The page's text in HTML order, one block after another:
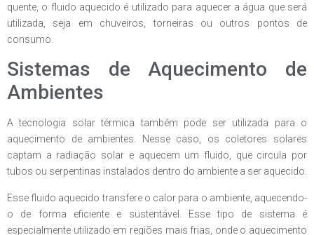
quente, o fluido aquecido é utilizado para aquecer a água que será
utilizada, seja em chuveiros, torneiras ou outros pontos de
consumo.
Sistemas de Aquecimento de
Ambientes
A tecnologia solar térmica também pode ser utilizada para o
aquecimento de ambientes. Nesse caso, os coletores solares
captam a radiação solar e aquecem um fluido, que circula por
tubos ou serpentinas instalados dentro do ambiente a ser aquecido.
Esse fluido aquecido transfere o calor para o ambiente, aquecendo-
o de forma eficiente e sustentável. Esse tipo de sistema é
especialmente utilizado em regiões mais frias, onde o aquecimento